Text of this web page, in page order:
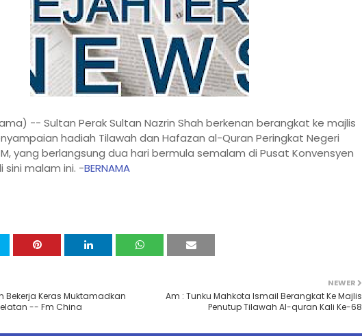
-- Sultan Perak Sultan Nazrin Shah berkenan berangkat ke majlis
hadiah Tilawah dan Hafazan al-Quran Peringkat Negeri
yang berlangsung dua hari bermula semalam di Pusat Konvensyen
sini malam ini. -BERNAMA
NEWER
Am : Tunku Mahkota Ismail Berangkat Ke Majlis
Penutup Tilawah Al-quran Kali Ke-68
Bekerja Keras Muktamadkan
-- Fm China